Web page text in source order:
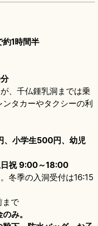
1時間半
、千仏鍾乳洞までは乗
タカーやタクシーの利
、小学生500円、幼児
祝 9:00～18:00
冬季の入洞受付は16:15
まで
み。